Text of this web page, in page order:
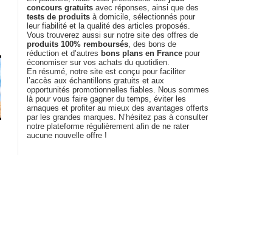
concours gratuits avec réponses, ainsi que des
tests de produits à domicile, sélectionnés pour
leur fiabilité et la qualité des articles proposés.
Vous trouverez aussi sur notre site des offres de
produits 100% remboursés, des bons de
réduction et d’autres bons plans en France pour
économiser sur vos achats du quotidien.
En résumé, notre site est conçu pour faciliter
l’accès aux échantillons gratuits et aux
opportunités promotionnelles fiables. Nous sommes
là pour vous faire gagner du temps, éviter les
arnaques et profiter au mieux des avantages offerts
par les grandes marques. N’hésitez pas à consulter
notre plateforme régulièrement afin de ne rater
aucune nouvelle offre !